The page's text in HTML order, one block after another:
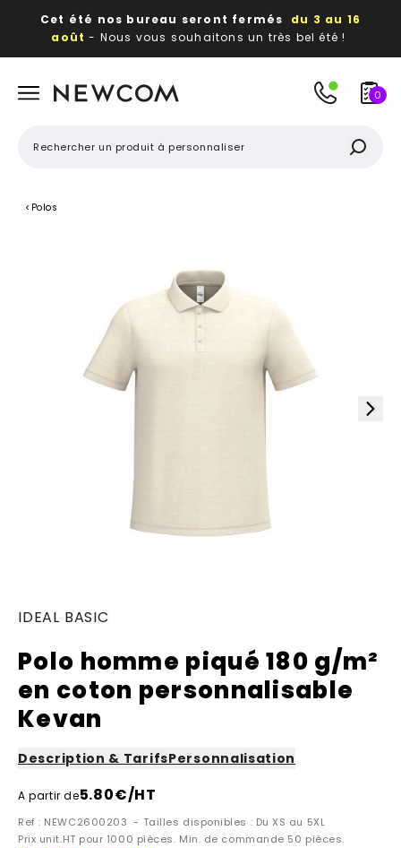
Cet été nos bureau seront fermés du 3 au 16
août - Nous vous souhaitons un très bel été !
publicitaires
0
< Polos
IDEAL BASIC
Polo homme piqué 180 g/m²
en coton personnalisable
Kevan
Description & TarifsPersonnalisation
A partir de5.80€/HT
Ref : NEWC2600203 - Tailles disponibles : Du XS au 5XL
Prix unit.HT pour 1000 pièces. Min. de commande 50 pièces.